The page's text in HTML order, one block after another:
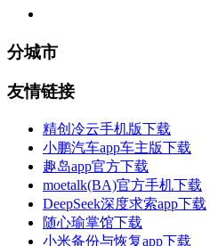
分城市
友情链接
精创冷云手机版下载
小鹏汽车app车主版下载
趣岛app官方下载
moetalk(BA)官方手机下载
DeepSeek深度求索app下载
随心瑜掌馆下载
小米备份与恢复app下载